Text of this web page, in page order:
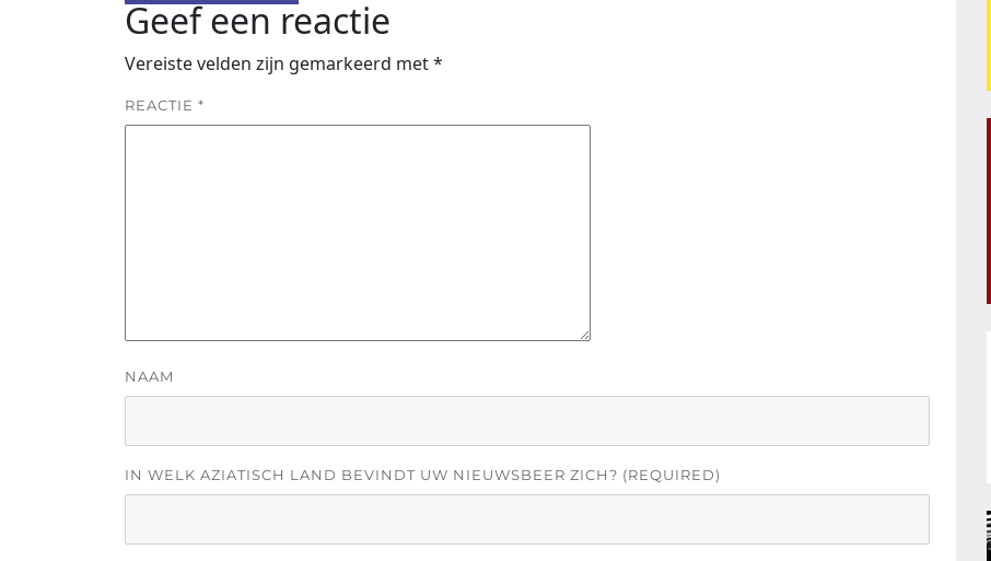
Geef een reactie
Vereiste velden zijn gemarkeerd met*
REACTIE *
NAAM
IN WELK AZIATISCH LAND BEVINDT UW NIEUWSBEER ZICH? (REQUIRED)